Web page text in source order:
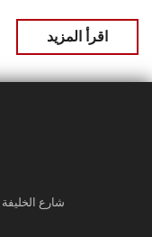
اقرأ المزيد
شارع